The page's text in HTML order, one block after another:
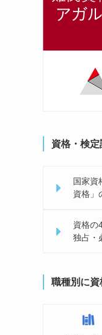
資格・検
国家資
資格」
資格の
独占・
職種別に資